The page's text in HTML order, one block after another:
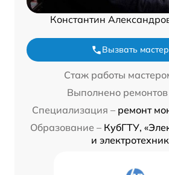
Константин
Вызвать
Стаж работы
Выполнено ремонтов
Специализация – ремонт
Образование – КубГТУ,
и